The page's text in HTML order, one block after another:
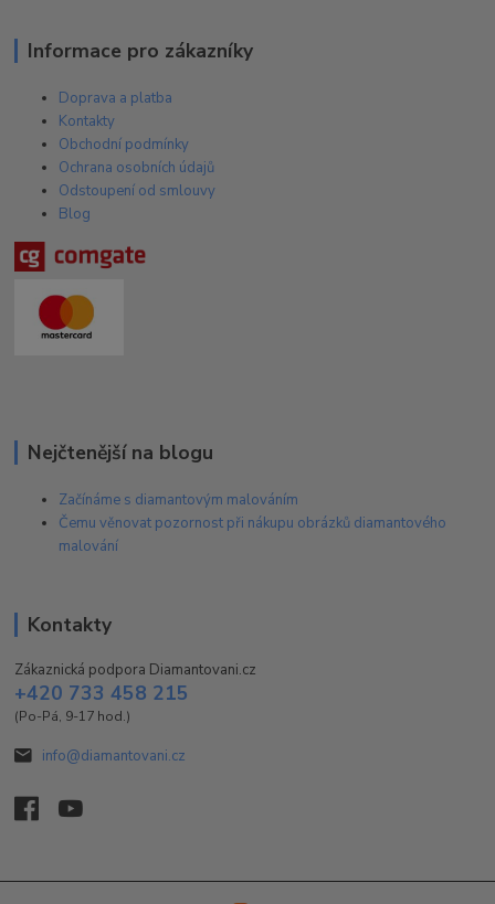
Informace pro zákazníky
Doprava a platba
Kontakty
Obchodní podmínky
Ochrana osobních údajů
Odstoupení od smlouvy
Blog
Nejčtenější na blogu
Začínáme s diamantovým malováním
Čemu věnovat pozornost při nákupu obrázků diamantového
malování
Kontakty
Zákaznická podpora Diamantovani.cz
+420 733 458 215
(Po-Pá, 9-17 hod.)
info@diamantovani.cz